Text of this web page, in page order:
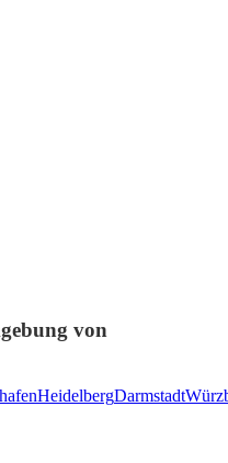
von
HeidelbergDarmstadt